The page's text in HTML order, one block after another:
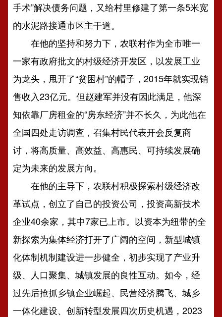
手术”解决债务问题，又给村里修建了第一条5米宽
的水泥路接通市区主干道。
在他的坚持和努力下，农联村作为全市唯一
一家有政府批文的村级经济开发区，以发展工业
为龙头，甩开了“贫困村”的帽子，2015年就实现销
售收入23亿元。但赵建军并没有因此满足，他深
知依靠厂房租金的“房东经济”并不长久，为此他在
全国四处走访调查，召集村民代表开会反复商
讨，将高质量、高效益、高惠民、可持续发展确
定为未来的发展方向。
在他的主导下，农联村积极探索村级经济改
革试点，创立了自己的投资公司，投资高新技术
企业40余家，其中7家已上市。以资本为纽带的全
新探索为集体经济打开了广阔的空间，新型城镇
化体制机制建设进一步健全，初步实现了产业升
级、人口聚集、城镇发展的良性互动。如今，经
过先后抢抓乡镇企业崛起、民营经济腾飞、城乡
一体化建设、创新转型发展四次历史机遇，2023